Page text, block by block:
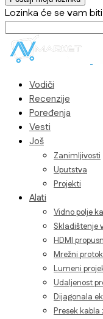
Lozinka će se vam
Vodiči
Recenzije
Poređenja
Vesti
Još
Zanimljivosti
Uputstva
Projekti
Alati
Vidno polje
Skladištenje
HDMI
Mrežni
Lumeni
Udaljenost
Dijagonala
Presek